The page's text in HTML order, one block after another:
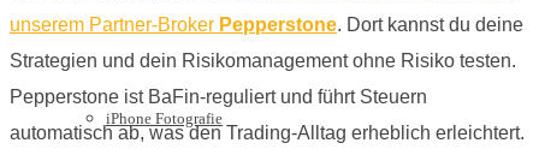
iPhone Fotografie
unserem Partner-Broker Pepperstone. Dort kannst du deine
Strategien und dein Risikomanagement ohne Risiko testen.
Pepperstone ist BaFin-reguliert und führt Steuern
automatisch ab, was den Trading-Alltag erheblich erleichtert.